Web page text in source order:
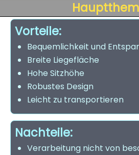
Vorteile:
Bequemlichkeit und
Breite Liegefläche
Hohe Sitzhöhe
Robustes Design
Leicht zu transportieren
Nachteile:
Verarbeitung nicht von